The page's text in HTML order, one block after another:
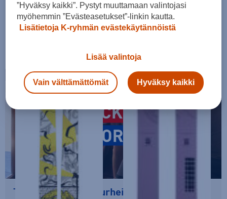
Völkl
480,00 €
Takaisin arkeen ja urheiluun
”Hyväksy kaikki”. Pystyt muuttamaan valintojasi
myöhemmin ”Evästeasetukset”-linkin kautta.
Lisätietoja K-ryhmän evästekäytännöistä
Lisää valintoja
Vain välttämättömät Hyväksy kaikki